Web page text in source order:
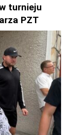
turnieju
PZT